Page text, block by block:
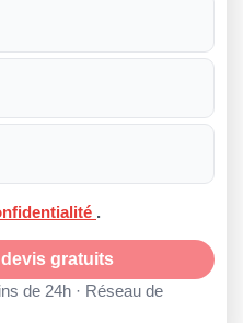
.
gratuits
de 24h · Réseau de